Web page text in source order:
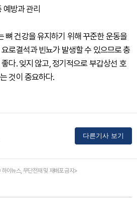
방과 관리
뼈 건강을 유지하기 위해 꾸준한 운동을
로결석과 빈뇨가 발생할 수 있으므로 충
다. 잊지 않고, 정기적으로 부갑상선 호
것이 중요하다.
다른기사 보기
이뉴스, 무단전재 및 재배포 금지>